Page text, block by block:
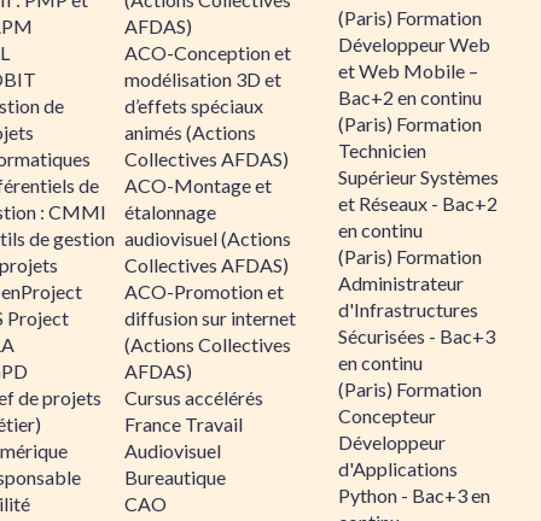
de
de
: CMMI
de gestion
Project
de projets
AFDAS)
ACO-Conception et
modélisation 3D et
d’effets spéciaux
animés (Actions
Collectives AFDAS)
ACO-Montage et
étalonnage
audiovisuel (Actions
Collectives AFDAS)
ACO-Promotion et
diffusion sur internet
(Actions Collectives
AFDAS)
Cursus accélérés
France Travail
Audiovisuel
Bureautique
CAO
(Paris) Formation
Développeur Web
et Web Mobile –
Bac+2 en continu
(Paris) Formation
Technicien
Supérieur Systèmes
et Réseaux - Bac+2
en continu
(Paris) Formation
Administrateur
d'Infrastructures
Sécurisées - Bac+3
en continu
(Paris) Formation
Concepteur
Développeur
d'Applications
Python - Bac+3 en